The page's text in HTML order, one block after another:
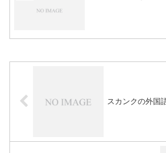
スカンクの外国